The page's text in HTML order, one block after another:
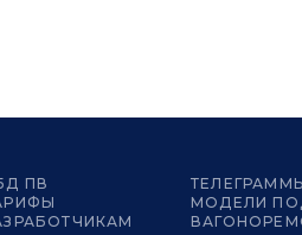
ПВ
МОДЕЛИ